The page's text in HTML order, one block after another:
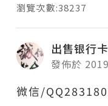
瀏覽次數:38237
出售银行
發佈於
微信/